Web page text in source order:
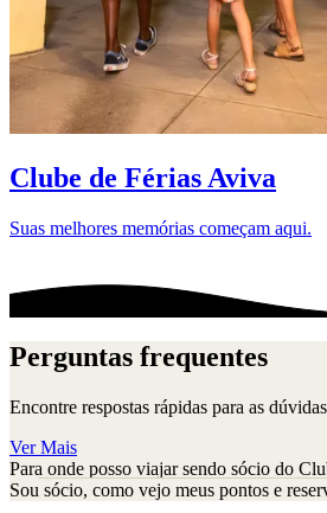
Clube de Férias Aviva
Suas melhores memórias começam aqui.
Perguntas frequentes
Encontre respostas rápidas para as
Ver Mais
Para onde posso viajar sendo sócio do
Sou sócio, como vejo meus pontos e